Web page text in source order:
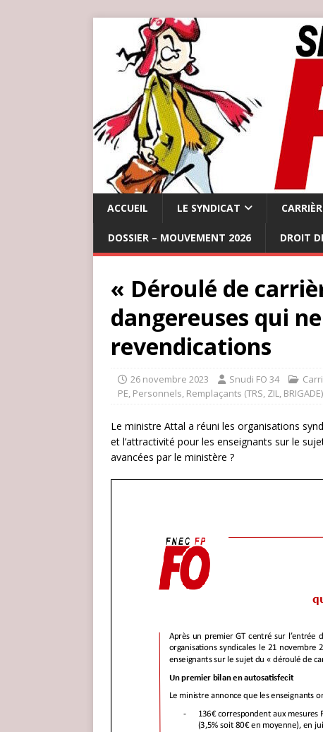
ACCUEIL LE SYNDICAT
DOSSIER – MOUVEMENT 2026 DROIT
« Déroulé de
dangereuses qui
revendications
26 novembre 2023 Snudi FO 34
PE, Personnels, Remplaçants (TRS, ZIL, BRIGADE)
Le ministre Attal a réuni les organisations
et l’attractivité pour les enseignants sur le
avancées par le ministère ?